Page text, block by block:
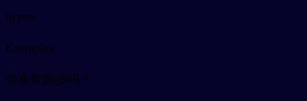
to run
Exemples
你喜欢跑步吗？